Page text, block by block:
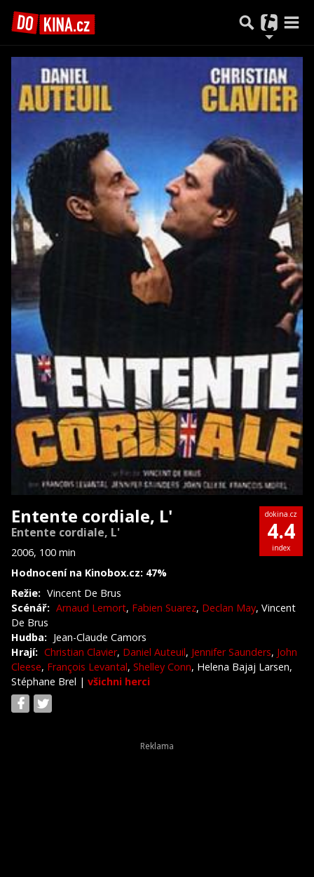
Entente cordiale, L'
Entente cordiale, L'
2006, 100 min
Hodnocení na Kinobox.cz: 47%
dokina.cz
4.4
index
Režie: Vincent De Brus
Scénář: Arnaud Lemort, Fabien Suarez, Declan May, Vincent
De Brus
Hudba: Jean-Claude Camors
Hrají: Christian Clavier, Daniel Auteuil, Jennifer Saunders, John
Cleese, François Levantal, Shelley Conn, Helena Bajaj Larsen,
Stéphane Brel | všichni herci